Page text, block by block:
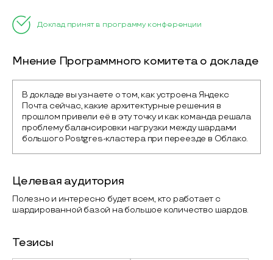
Доклад принят в программу конференции
Мнение Программного комитета о докладе
В докладе вы узнаете о том, как устроена Яндекс
Почта сейчас, какие архитектурные решения в
прошлом привели её в эту точку и как команда решала
проблему балансировки нагрузки между шардами
большого Postgres-кластера при переезде в Облако.
Целевая аудитория
Полезно и интересно будет всем, кто работает с
шардированной базой на большое количество шардов.
Тезисы